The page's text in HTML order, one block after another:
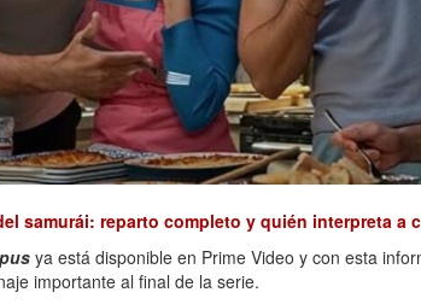
samurái: reparto completo y quién interpreta a
ya está disponible en Prime Video y con esta
importante al final de la serie.